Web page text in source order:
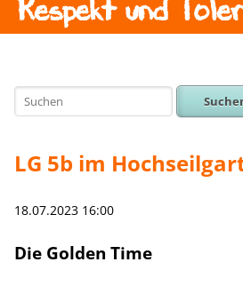
LG 5b im
18.07.2023 16:00
Die Golden Time